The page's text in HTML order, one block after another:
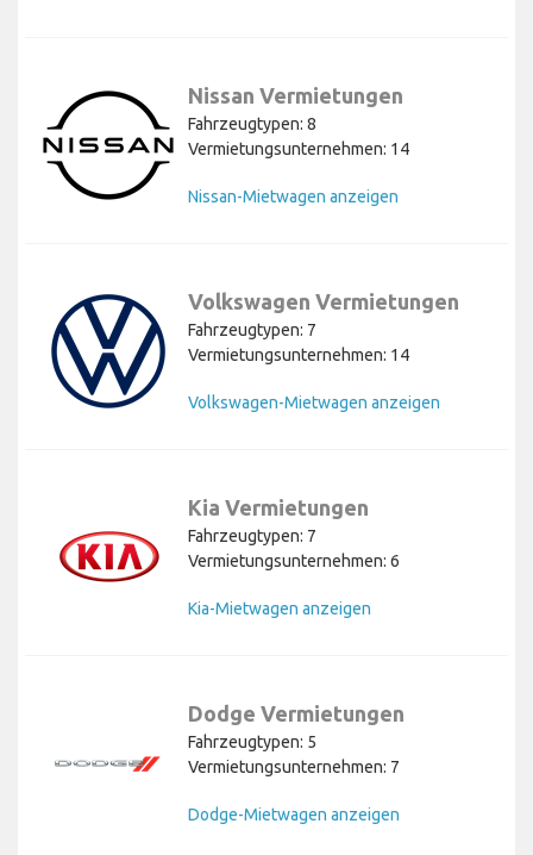
Nissan Vermietungen
Fahrzeugtypen: 8
Vermietungsunternehmen: 14
Nissan-Mietwagen anzeigen
Volkswagen Vermietungen
Fahrzeugtypen: 7
Vermietungsunternehmen: 14
Volkswagen-Mietwagen anzeigen
Kia Vermietungen
Fahrzeugtypen: 7
Vermietungsunternehmen: 6
Kia-Mietwagen anzeigen
Dodge Vermietungen
Fahrzeugtypen: 5
Vermietungsunternehmen: 7
Dodge-Mietwagen anzeigen